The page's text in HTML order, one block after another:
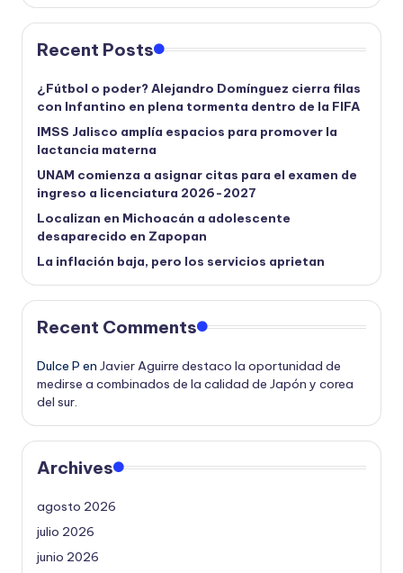
Recent Posts
¿Fútbol o poder? Alejandro Domínguez cierra filas
con Infantino en plena tormenta dentro de la FIFA
IMSS Jalisco amplía espacios para promover la
lactancia materna
UNAM comienza a asignar citas para el examen de
ingreso a licenciatura 2026-2027
Localizan en Michoacán a adolescente
desaparecido en Zapopan
La inflación baja, pero los servicios aprietan
Recent Comments
Dulce P en Javier Aguirre destaco la oportunidad de
medirse a combinados de la calidad de Japón y corea
del sur.
Archives
agosto 2026
julio 2026
junio 2026